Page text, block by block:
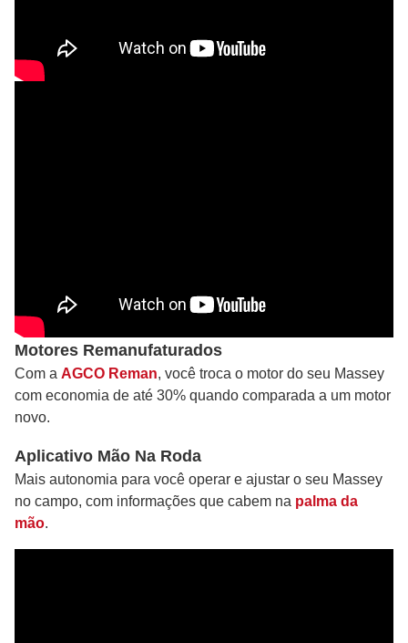
Motores Remanufaturados
Com a AGCO Reman, você troca o motor do seu Massey
com economia de até 30% quando comparada a um motor
novo.
Aplicativo Mão Na Roda
Mais autonomia para você operar e ajustar o seu Massey
no campo, com informações que cabem na palma da
mão.